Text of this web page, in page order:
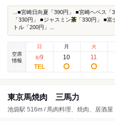
...■宮崎日向夏「390円」 ■宮崎ヘベス
「330円」 ■ジャスミン茶 「330円」 ■
トル「200円」...
空席
情報
日
8/9
月
10
火
11
東京馬焼肉 三馬力
池袋駅 516m / 馬肉料理、焼肉、居酒屋